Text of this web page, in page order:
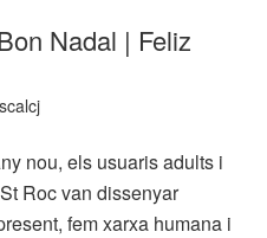
Nadal | Feliz
nou, els usuaris adults i
Roc van dissenyar
fem xarxa humana i